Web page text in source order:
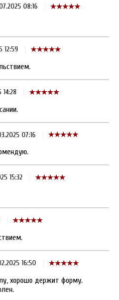
08:16
12:59
14:28
07:16
15:32
16:50
хорошо держит форму.